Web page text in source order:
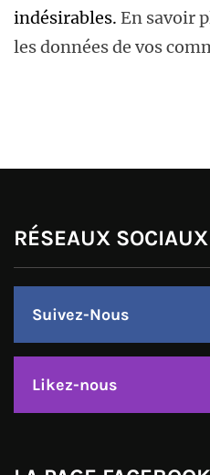
indésirables. En savoir
les données de vos
RÉSEAUX SOCIAUX
Suivez-Nous
Likez-nous